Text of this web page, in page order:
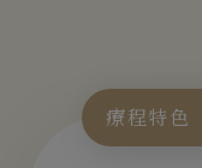
療程特色